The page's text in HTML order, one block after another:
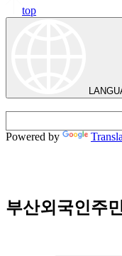
top
Powered by
부산외국인주